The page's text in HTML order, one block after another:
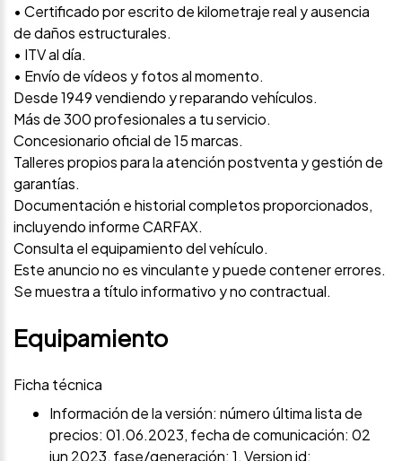
• Certificado por escrito de kilometraje real y ausencia
de daños estructurales.
• ITV al día.
• Envío de vídeos y fotos al momento.
Desde 1949 vendiendo y reparando vehículos.
Más de 300 profesionales a tu servicio.
Concesionario oficial de 15 marcas.
Talleres propios para la atención postventa y gestión de
garantías.
Documentación e historial completos proporcionados,
incluyendo informe CARFAX.
Consulta el equipamiento del vehículo.
Este anuncio no es vinculante y puede contener errores.
Se muestra a título informativo y no contractual.
Equipamiento
Ficha técnica
Información de la versión: número última lista de
precios: 01.06.2023, fecha de comunicación: 02
jun 2023, fase/generación: 1, Version id: